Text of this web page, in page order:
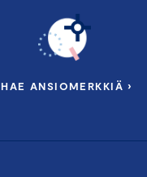
HAE ANSIOMERKKIÄ ›